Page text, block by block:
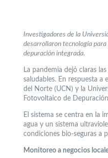
Investigadores de la
desarrollaron tecnología
depuración integrada.
La pandemia dejó claras
saludables. En respuesta a
del Norte (UCN) y la
Fotovoltaico de
El sistema se centra en la
agua y un sistema
condiciones bio-seguras a
Monitoreo a negocios